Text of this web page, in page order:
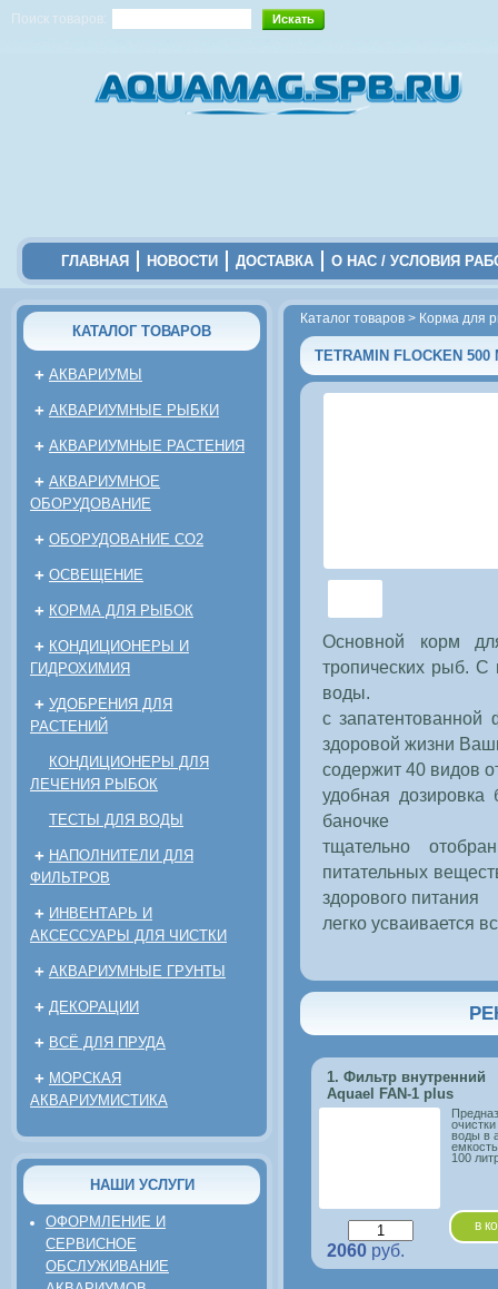
Поиск товаров:
ГЛАВНАЯ НОВОСТИ ДОСТАВКА О НАС / УСЛОВИЯ
КАТАЛОГ ТОВАРОВ
+ АКВАРИУМЫ
+ АКВАРИУМНЫЕ РЫБКИ
+ АКВАРИУМНЫЕ РАСТЕНИЯ
+ АКВАРИУМНОЕ
ОБОРУДОВАНИЕ
+ ОБОРУДОВАНИЕ CO2
+ ОСВЕЩЕНИЕ
+ КОРМА ДЛЯ РЫБОК
+ КОНДИЦИОНЕРЫ И
ГИДРОХИМИЯ
+ УДОБРЕНИЯ ДЛЯ
РАСТЕНИЙ
КОНДИЦИОНЕРЫ ДЛЯ
ЛЕЧЕНИЯ РЫБОК
ТЕСТЫ ДЛЯ ВОДЫ
+ НАПОЛНИТЕЛИ ДЛЯ
ФИЛЬТРОВ
+ ИНВЕНТАРЬ И
АКСЕССУАРЫ ДЛЯ ЧИСТКИ
+ АКВАРИУМНЫЕ ГРУНТЫ
+ ДЕКОРАЦИИ
+ ВСЁ ДЛЯ ПРУДА
+ МОРСКАЯ
АКВАРИУМИСТИКА
НАШИ УСЛУГИ
ОФОРМЛЕНИЕ И
СЕРВИСНОЕ
ОБСЛУЖИВАНИЕ
Каталог товаров > Корма для
TETRAMIN FLOCKEN 500
Основной корм
тропических рыб. С
воды.
с
здоровой жизни
содержит 40 видов
удобная
баночке
тщательно
питательных
здорового питания
легко усваивается
1. Фильтр внутренний
Aquael FAN-1 plus
воды в
100
2060 руб.
в